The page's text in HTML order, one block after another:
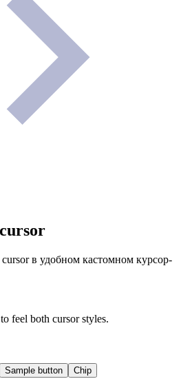
cursor
в удобном кастомном курсор-
feel both cursor styles.
Sample button Chip